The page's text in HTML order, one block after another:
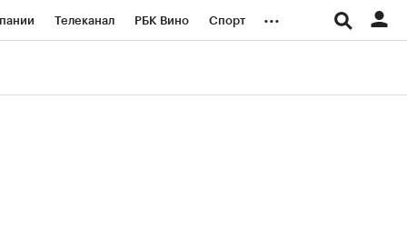
Телеканал РБК Вино Спорт ...